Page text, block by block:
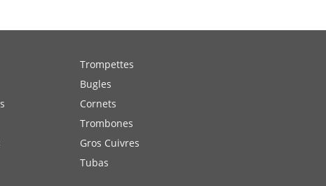
Trompettes
Bugles
Cornets
Trombones
Gros Cuivres
Tubas